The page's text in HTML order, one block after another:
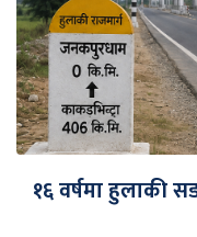
१६ वर्षमा हुलाकी